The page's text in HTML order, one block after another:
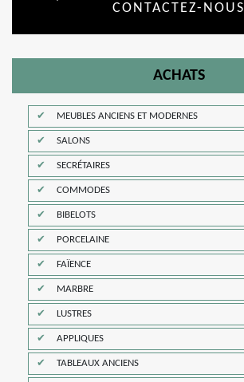
CONTACTEZ-NOUS
ACHATS
MEUBLES ANCIENS ET MODERNES
SALONS
SECRÉTAIRES
COMMODES
BIBELOTS
PORCELAINE
FAÏENCE
MARBRE
LUSTRES
APPLIQUES
TABLEAUX ANCIENS